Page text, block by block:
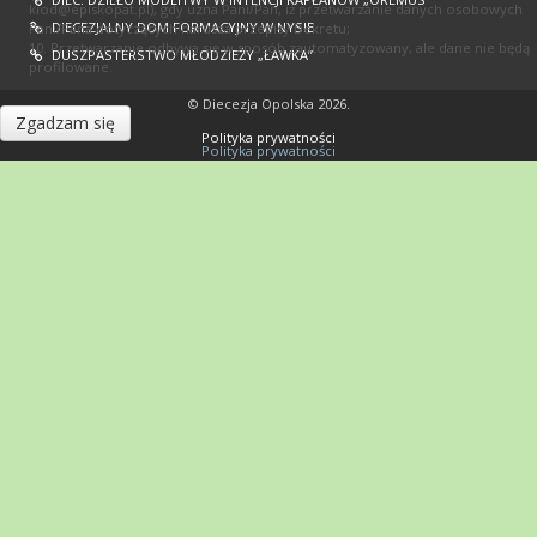
DIECEZJALNY DOM FORMACYJNY W NYSIE
DUSZPASTERSTWO MŁODZIEŻY „ŁAWKA”
© Diecezja Opolska 2026.
Polityka prywatności
kiod@episkopat.pl), gdy uzna Pani/Pan, iż przetwarzanie danych osobowych
Pani/Pana dotyczących narusza przepisy Dekretu;
10. Przetwarzanie odbywa się w sposób zautomatyzowany, ale dane nie będą
profilowane.
Zgadzam się
Polityka prywatności